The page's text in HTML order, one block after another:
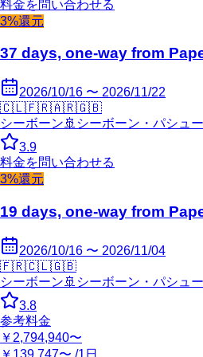
料金を問い合わせる
3%還元
37 days, one-way from
2026/10/16 〜 2026/11/22
🇨🇱🇫🇷🇦🇷🇬🇧
シーボーン 🚢 シーボーン・パシュ
3.9
料金を問い合わせる
3%還元
19 days, one-way from
2026/10/16 〜 2026/11/04
🇫🇷🇨🇱🇬🇧
シーボーン 🚢 シーボーン・パシュ
3.8
参考料金
￥2,794,940〜
￥139,747〜 /1日